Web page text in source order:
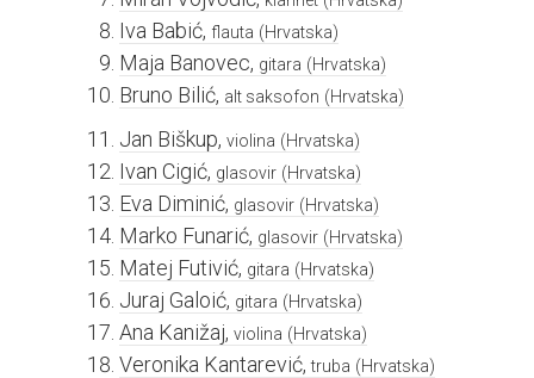
Iva Babić, flauta (Hrvatska)
Maja Banovec, gitara (Hrvatska)
Bruno Bilić, alt saksofon (Hrvatska)
Jan Biškup, violina (Hrvatska)
Ivan Cigić, glasovir (Hrvatska)
Eva Diminić, glasovir (Hrvatska)
Marko Funarić, glasovir (Hrvatska)
Matej Futivić, gitara (Hrvatska)
Juraj Galoić, gitara (Hrvatska)
Ana Kanižaj, violina (Hrvatska)
Veronika Kantarević,truba (Hrvatska)